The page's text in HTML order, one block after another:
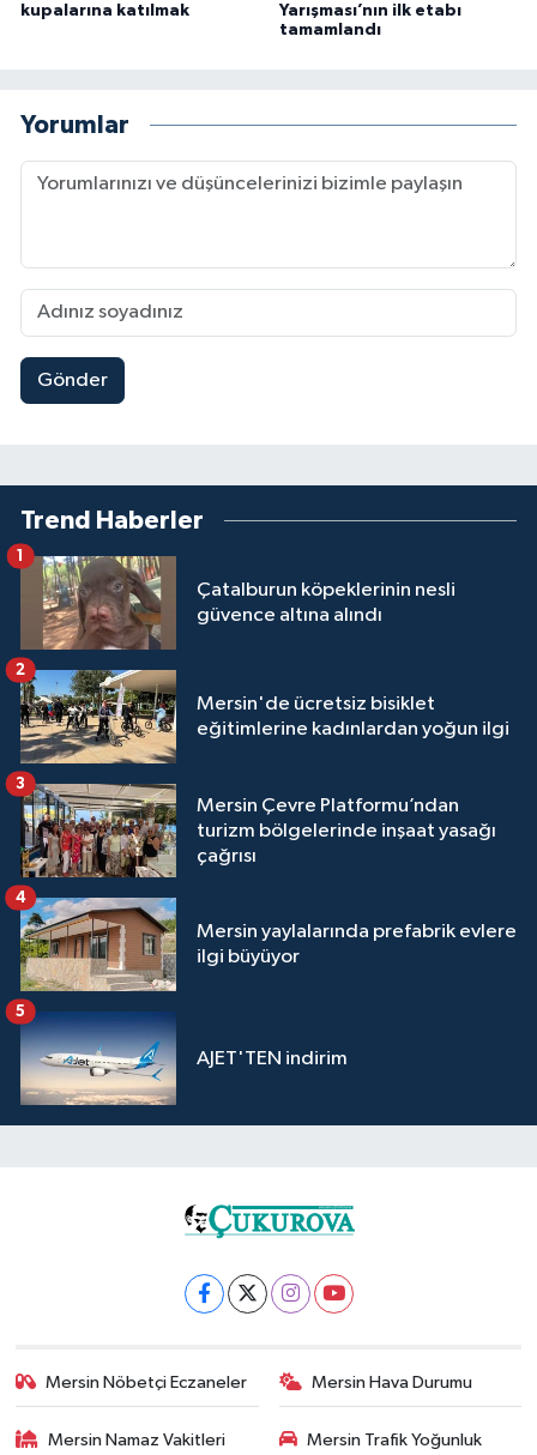
kupalarına katılmak
Yarışması’nın ilk etabı
tamamlandı
Yorumlar
Gönder
Trend Haberler
Çatalburun köpeklerinin nesli
güvence altına alındı
1
Mersin'de ücretsiz bisiklet
eğitimlerine kadınlardan yoğun ilgi
2
Mersin Çevre Platformu’ndan
turizm bölgelerinde inşaat yasağı
çağrısı
3
Mersin yaylalarında prefabrik evlere
ilgi büyüyor
4
AJET'TEN indirim
5
Mersin Nöbetçi Eczaneler Mersin Hava Durumu
Mersin Namaz Vakitleri Mersin Trafik Yoğunluk